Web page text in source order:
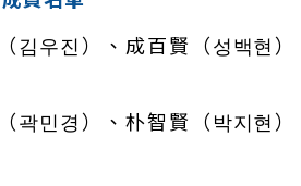
김우진）、成百賢（성백현
곽민경）、朴智賢（박지현